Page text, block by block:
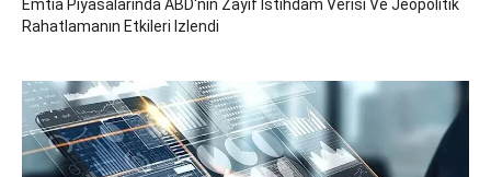
Emtia Piyasalarında ABD'nin Zayıf Istihdam Verisi Ve Jeopolitik
Rahatlamanın Etkileri Izlendi